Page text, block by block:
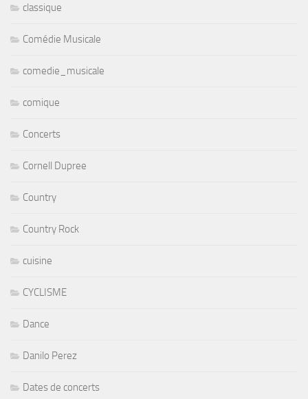
classique
Comédie Musicale
comedie_musicale
comique
Concerts
Cornell Dupree
Country
Country Rock
cuisine
CYCLISME
Dance
Danilo Perez
Dates de concerts